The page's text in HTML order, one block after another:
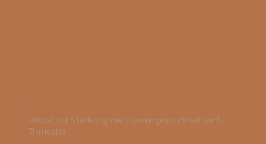
Ritual zur Stärkung der Frauengesundheit im 1.
Trimester